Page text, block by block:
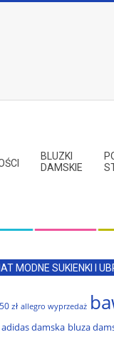
BLUZKI
DAMSKIE
MODNE SUKIENKI I
zł allegro wyprzedaż
damska bluza